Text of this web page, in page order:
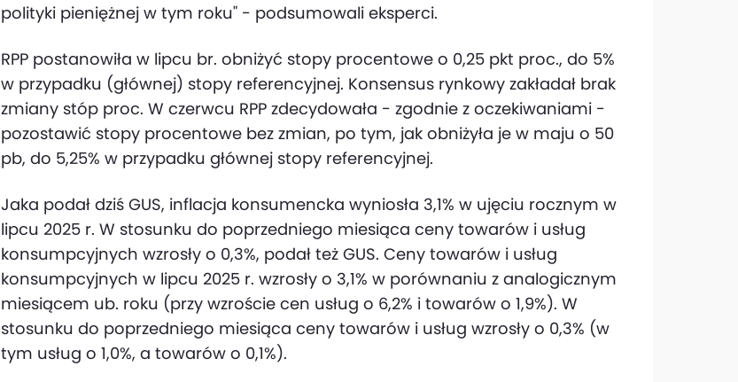
polityki pieniężnej w tym roku" - podsumowali eksperci.
RPP postanowiła w lipcu br. obniżyć stopy procentowe o 0,25 pkt proc., do 5%
w przypadku (głównej) stopy referencyjnej. Konsensus rynkowy zakładał brak
zmiany stóp proc. W czerwcu RPP zdecydowała - zgodnie z oczekiwaniami -
pozostawić stopy procentowe bez zmian, po tym, jak obniżyła je w maju o 50
pb, do 5,25% w przypadku głównej stopy referencyjnej.
Jaka podał dziś GUS, inflacja konsumencka wyniosła 3,1% w ujęciu rocznym w
lipcu 2025 r. W stosunku do poprzedniego miesiąca ceny towarów i usług
konsumpcyjnych wzrosły o 0,3%, podał też GUS. Ceny towarów i usług
konsumpcyjnych w lipcu 2025 r. wzrosły o 3,1% w porównaniu z analogicznym
miesiącem ub. roku (przy wzroście cen usług o 6,2% i towarów o 1,9%). W
stosunku do poprzedniego miesiąca ceny towarów i usług wzrosły o 0,3% (w
tym usług o 1,0%, a towarów o 0,1%).